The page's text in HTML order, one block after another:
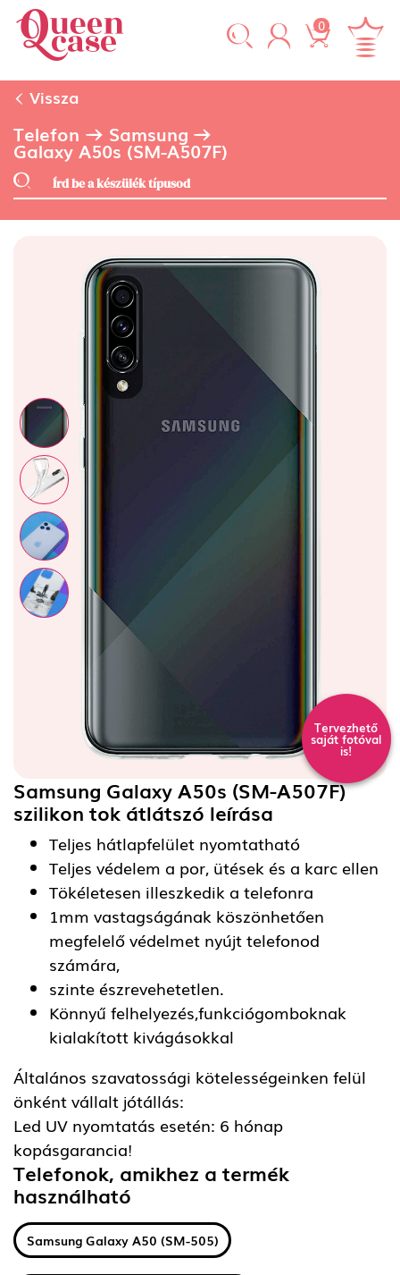
0
Vissza
Telefon Samsung
Galaxy A50s (SM-A507F)
Tervezhető
saját fotóval
is!
Samsung Galaxy A50s (SM-A507F)
szilikon tok átlátszó leírása
Teljes hátlapfelület nyomtatható
Teljes védelem a por, ütések és a karc ellen
Tökéletesen illeszkedik a telefonra
1mm vastagságának köszönhetően
megfelelő védelmet nyújt telefonod
számára,
szinte észrevehetetlen.
Könnyű felhelyezés,funkciógomboknak
kialakított kivágásokkal
Általános szavatossági kötelességeinken felül
önként vállalt jótállás:
Led UV nyomtatás esetén: 6 hónap
kopásgarancia!
Telefonok, amikhez a termék
használható
Samsung Galaxy A50 (SM-505)